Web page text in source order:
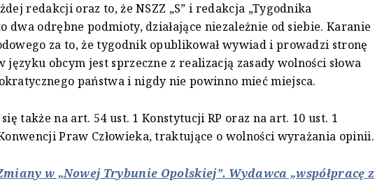
redakcji oraz to, że NSZZ „S” i redakcja „Tygodnika
dwa odrębne podmioty, działające niezależnie od siebie. Karanie
za to, że tygodnik opublikował wywiad i prowadzi stronę
obcym jest sprzeczne z realizacją zasady wolności słowa
państwa i nigdy nie powinno mieć miejsca.
się także na art. 54 ust. 1 Konstytucji RP oraz na art. 10 ust. 1
Praw Człowieka, traktujące o wolności wyrażania opinii.
w „Nowej Trybunie Opolskiej”. Wydawca „współpracę z